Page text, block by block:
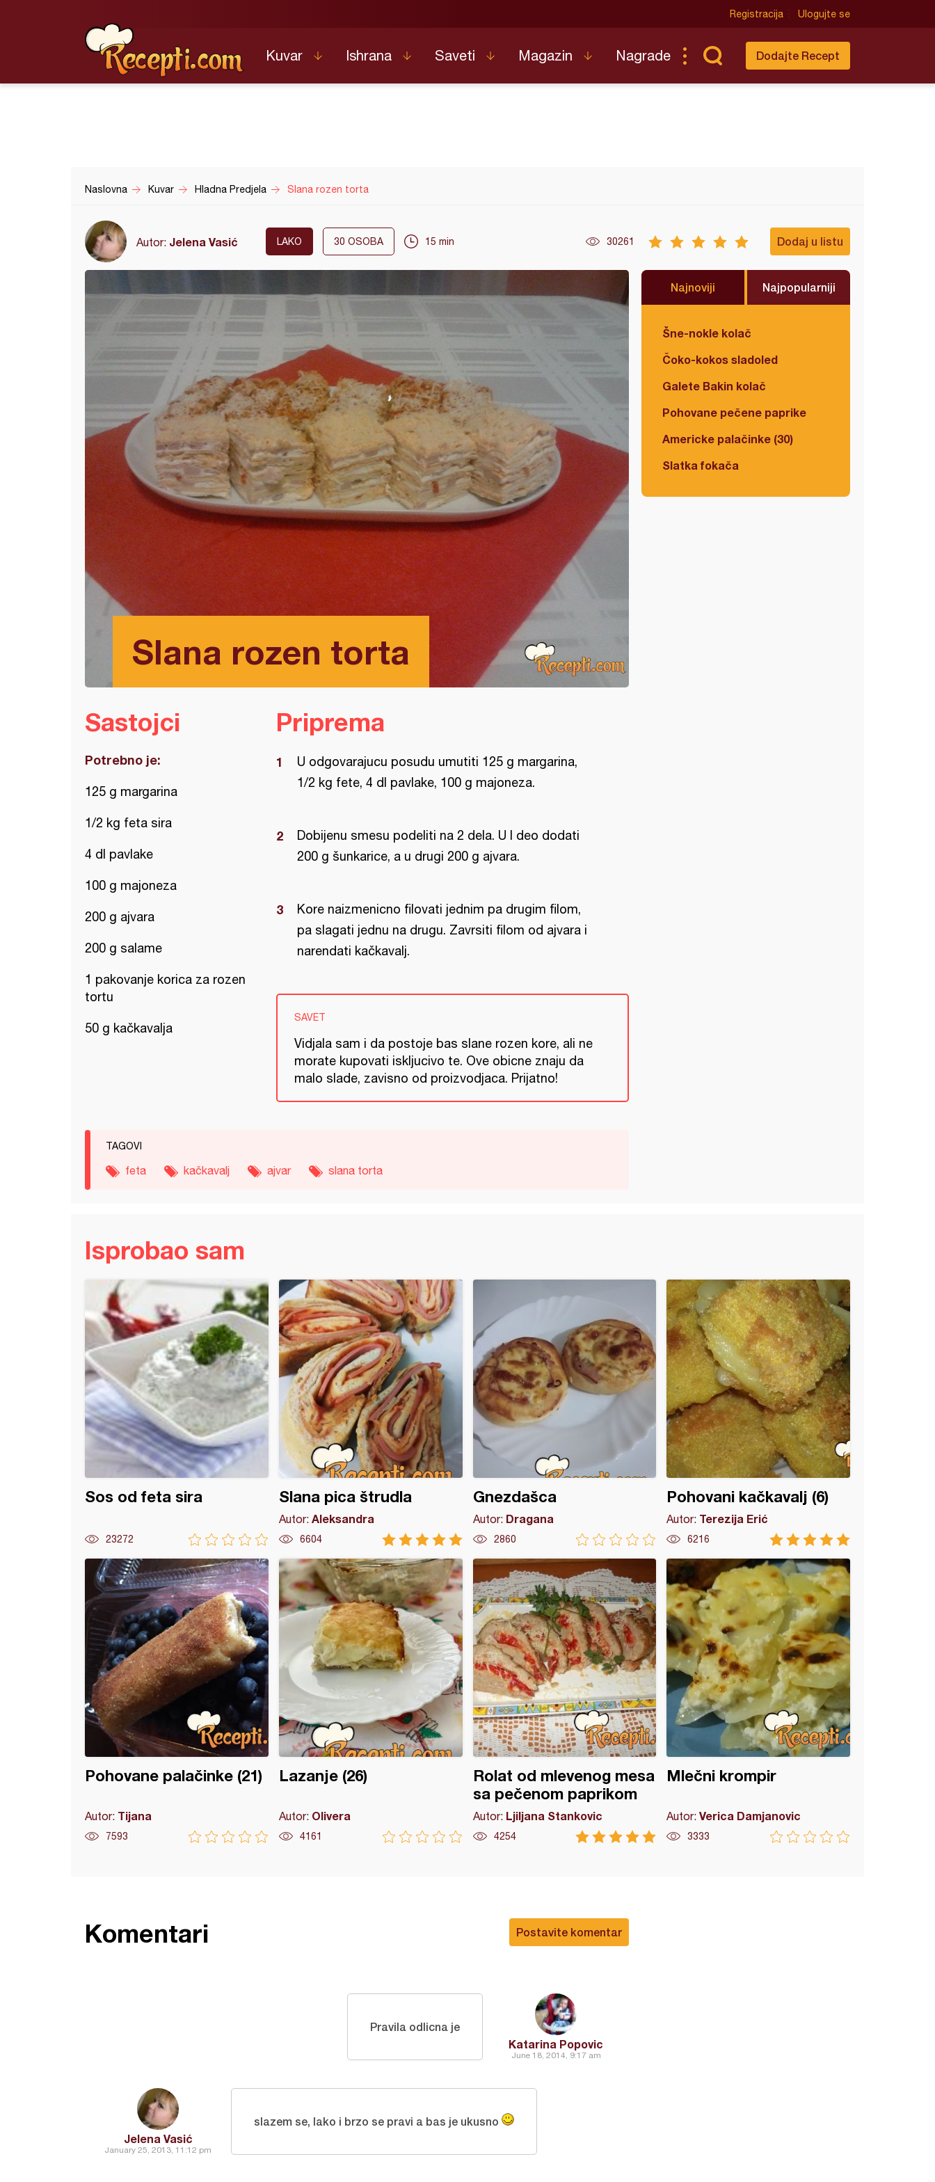
Registracija Ulogujte se
Kuvar Ishrana Saveti Magazin Nagrade Dodajte Recept
Naslovna Kuvar Hladna Predjela Slana rozen torta
Autor: Jelena Vasić LAKO 30 OSOBA 15 min 30261 Dodaj u listu
Slana rozen torta
Najnoviji Najpopularniji
Šne-nokle kolač
Čoko-kokos sladoled
Galete Bakin kolač
Pohovane pečene paprike
Americke palačinke (30)
Slatka fokača
Sastojci
Potrebno je:
125 g margarina
1/2 kg feta sira
4 dl pavlake
100 g majoneza
200 g ajvara
200 g salame
1 pakovanje korica za rozen
tortu
50 g kačkavalja
Priprema
U odgovarajucu posudu umutiti 125 g margarina,
1/2 kg fete, 4 dl pavlake, 100 g majoneza.
Dobijenu smesu podeliti na 2 dela. U I deo dodati
200 g šunkarice, a u drugi 200 g ajvara.
Kore naizmenicno filovati jednim pa drugim filom,
pa slagati jednu na drugu. Zavrsiti filom od ajvara i
narendati kačkavalj.
SAVET
Vidjala sam i da postoje bas slane rozen kore, ali ne
morate kupovati iskljucivo te. Ove obicne znaju da
malo slade, zavisno od proizvodjaca. Prijatno!
TAGOVI
feta kačkavalj ajvar slana torta
Isprobao sam
Sos od feta sira
23272
Slana pica štrudla
Autor: Aleksandra
6604
Gnezdašca
Autor: Dragana
2860
Pohovani kačkavalj (6)
Autor: Terezija Erić
6216
Pohovane palačinke (21)
Autor: Tijana
7593
Lazanje (26)
Autor: Olivera
4161
Rolat od mlevenog mesa
sa pečenom paprikom
Autor: Ljiljana Stankovic
4254
Mlečni krompir
Autor:Verica Damjanovic
3333
Postavite komentar
Komentari
Katarina Popovic
June 18, 2014, 9:17 am
Pravila odlicna je
Jelena Vasić
January 25, 2013, 11:12 pm
slazem se, lako i brzo se pravi a bas je ukusno